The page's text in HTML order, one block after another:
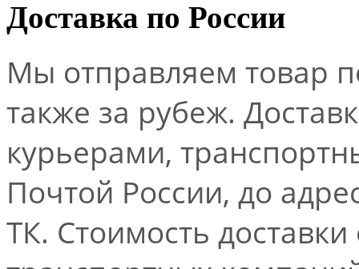
Доставка по России
Мы отправляем товар
также за рубеж.
курьерами,
Почтой России, до
ТК. Стоимость